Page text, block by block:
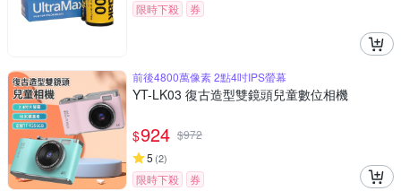
限時下殺
券
前後4800萬像素 2點4吋IPS螢幕
YT-LK03 復古造型雙鏡頭兒童數位相機
$924 $972
5 (2)
限時下殺 券